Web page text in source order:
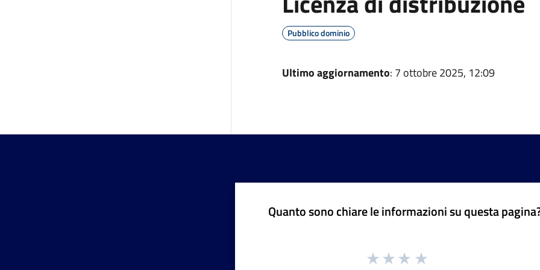
Pubblico dominio
Ultimo aggiornamento: 7 ottobre 2025, 12:09
Quanto sono chiare le informazioni su questa